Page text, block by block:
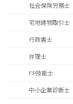
社会保険労務士
宅地建物取引士
行政書士
弁理士
FP技能士
中小企業診断士